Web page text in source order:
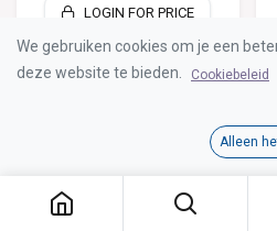
LOGIN FOR PRICE
We gebruiken cookies om je een
deze website te bieden.
Cookiebeleid
Alleen